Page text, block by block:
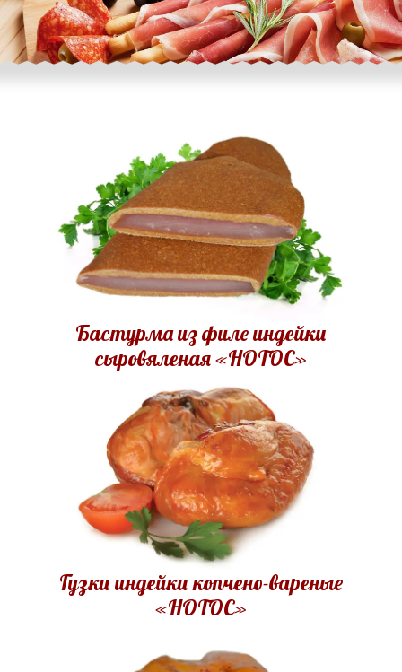
Бастурма из филе индейки
сыровяленая «НОТОС»
Гузки индейки копчено-вареные
«НОТОС»